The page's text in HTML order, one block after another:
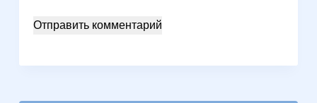
Отправить комментарий